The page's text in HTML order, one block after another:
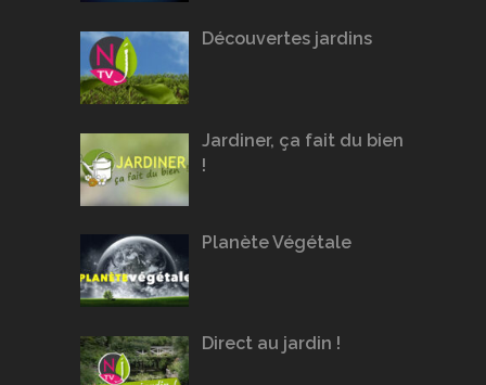
Découvertes jardins
Jardiner, ça fait du bien
!
Planète Végétale
Direct au jardin !